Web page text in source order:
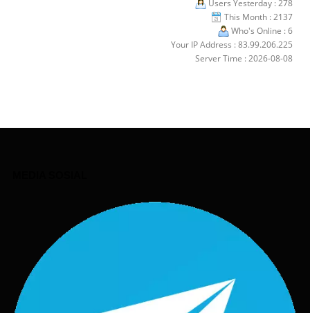
Users Yesterday : 278
This Month : 2137
Who's Online : 6
Your IP Address : 83.99.206.225
Server Time : 2026-08-08